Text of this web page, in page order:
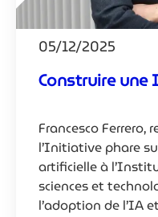
05/12/2025
Construire
Francesco Ferrero,
l’Initiative phare
artificielle à
sciences et
l’adoption de l’IA